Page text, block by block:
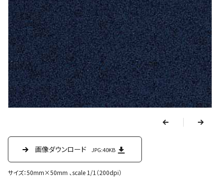
p
r
e
v
n
画像ダウンロード JPG:40KB
サイズ：50mm×50mm 、scale 1/1（200dpi）
画像ダウンロード JPG:31.9KB